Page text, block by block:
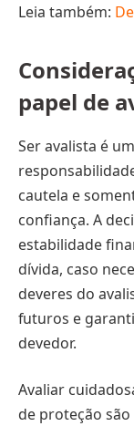
Leia também:
papel de
Ser avalista é
cautela e
confiança. A
estabilidade
dívida, caso
deveres do
futuros e
devedor.
Avaliar
de proteção